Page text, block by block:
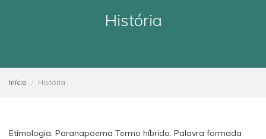
História
Início História
Etimologia. Paranapoema Termo híbrido. Palavra formada